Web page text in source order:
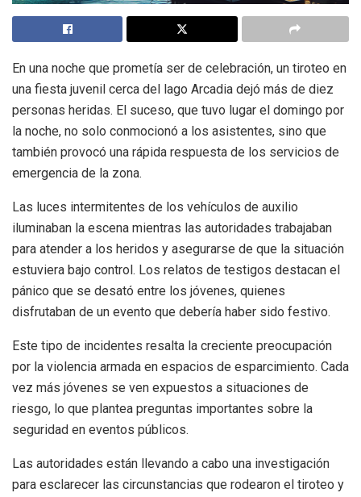
En una noche que prometía ser de celebración, un tiroteo en
una fiesta juvenil cerca del lago Arcadia dejó más de diez
personas heridas. El suceso, que tuvo lugar el domingo por
la noche, no solo conmocionó a los asistentes, sino que
también provocó una rápida respuesta de los servicios de
emergencia de la zona.
Las luces intermitentes de los vehículos de auxilio
iluminaban la escena mientras las autoridades trabajaban
para atender a los heridos y asegurarse de que la situación
estuviera bajo control. Los relatos de testigos destacan el
pánico que se desató entre los jóvenes, quienes
disfrutaban de un evento que debería haber sido festivo.
Este tipo de incidentes resalta la creciente preocupación
por la violencia armada en espacios de esparcimiento. Cada
vez más jóvenes se ven expuestos a situaciones de
riesgo, lo que plantea preguntas importantes sobre la
seguridad en eventos públicos.
Las autoridades están llevando a cabo una investigación
para esclarecer las circunstancias que rodearon el tiroteo y